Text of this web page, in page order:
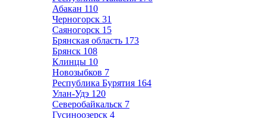
Абакан 110
Черногорск 31
Саяногорск 15
Брянская область 173
Брянск 108
Клинцы 10
Новозыбков 7
Республика Бурятия 164
Улан-Удэ 120
Северобайкальск 7
Гусиноозерск 4